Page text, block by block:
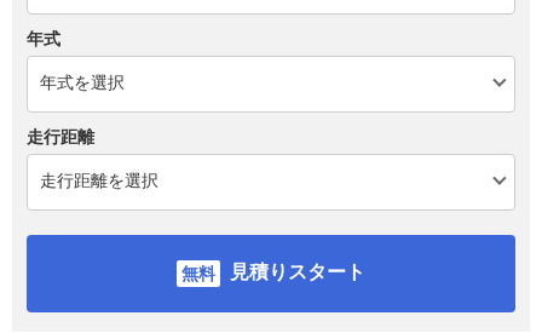
年式
走行距離
見積りスタート